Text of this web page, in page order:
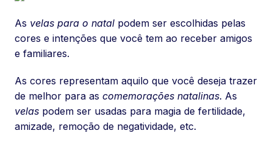
As velas para o natal podem ser escolhidas pelas
cores e intenções que você tem ao receber amigos
e familiares.
As cores representam aquilo que você deseja trazer
de melhor para as comemorações natalinas. As
velas podem ser usadas para magia de fertilidade,
amizade, remoção de negatividade, etc.